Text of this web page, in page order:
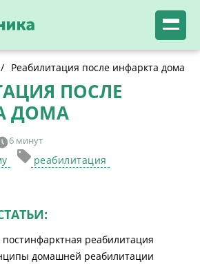
/ Реабилитация после инфаркта дома
ПОСЛЕ
ДОМА
6 минут
реабилитация
реабилитация
домашней реабилитации